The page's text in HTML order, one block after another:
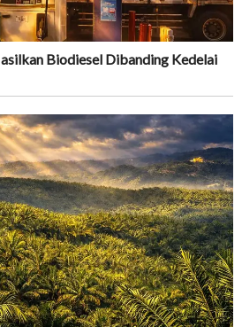
Biodiesel Dibanding Kedelai